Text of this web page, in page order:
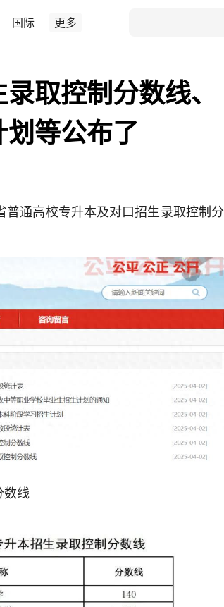
国际 更多
取控制分数线、
等公布了
通高校专升本及对口招生录取控制分
数线